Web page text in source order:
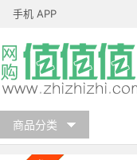
手机 APP
商品分类